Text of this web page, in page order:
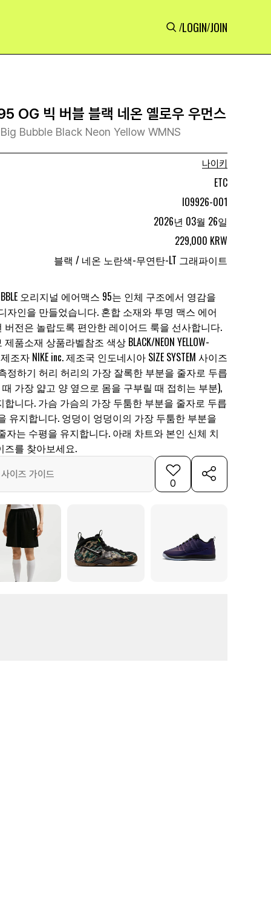
/LOGIN/JOIN
OG 빅 버블 블랙 네온 옐로우 우먼스
Bubble Black Neon Yellow WMNS
나이키
ETC
IO9926-001
2026년 03월 26일
229,000 KRW
블랙 / 네온 노란색-무연탄-LT 그래파이트
오리지널 에어맥스 95는 인체 구조에서 영감을
자인을 만들었습니다. 혼합 소재와 투명 맥스 에어
전은 놀랍도록 편안한 레이어드 룩을 선사합니다.
품소재 상품라벨참조 색상 BLACK/NEON YELLOW-
제조자 NIKE inc. 제조국 인도네시아 SIZE SYSTEM 사이즈
정하기 허리 허리의 가장 잘록한 부분을 줄자로 두릅
가장 얇고 양 옆으로 몸을 구부릴 때 접히는 부분),
니다. 가슴 가슴의 가장 두툼한 부분을 줄자로 두릅
유지합니다. 엉덩이 엉덩이의 가장 두툼한 부분을
자는 수평을 유지합니다. 아래 차트와 본인 신체 치
즈를 찾아보세요.
사이즈 가이드
0